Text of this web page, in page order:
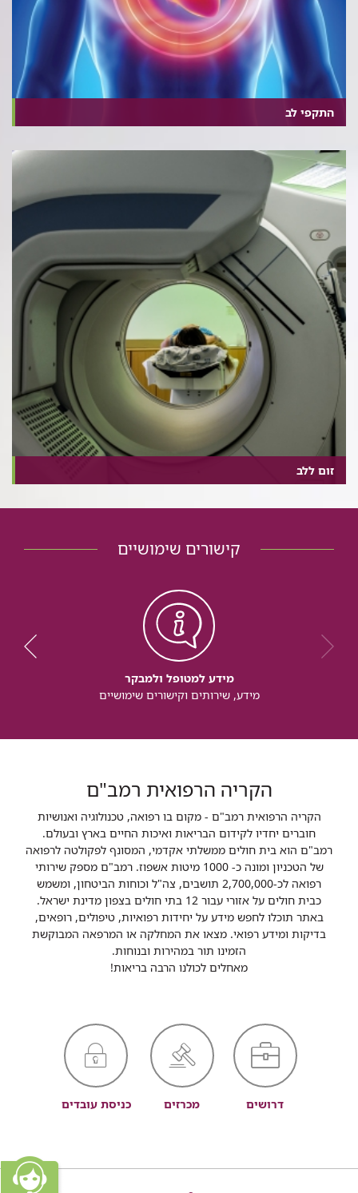
התקפי לב
זום ללב
קישורים שימושיים
מידע למטופל ולמבקר
מידע, שירותים וקישורים שימושיים
הקריה הרפואית רמב"ם
הקריה הרפואית רמב"ם - מקום בו רפואה, טכנולוגיה ואנושיות
חוברים יחדיו לקידום הבריאות ואיכות החיים בארץ ובעולם.
רמב"ם הוא בית חולים ממשלתי אקדמי, המסונף לפקולטה לרפואה
של הטכניון ומונה כ- 1000 מיטות אשפוז. רמב"ם מספק שירותי
רפואה לכ-2,700,000 תושבים, צה"ל וכוחות הביטחון, ומשמש
כבית חולים על אזורי עבור 12 בתי חולים בצפון מדינת ישראל.
באתר תוכלו לחפש מידע על יחידות רפואיות, טיפולים, רופאים,
בדיקות ומידע רפואי. מצאו את המחלקה או המרפאה המבוקשת
הזמינו תור במהירות ובנוחות.
מאחלים לכולנו הרבה בריאות!
דרושים מכרזים כניסת עובדים